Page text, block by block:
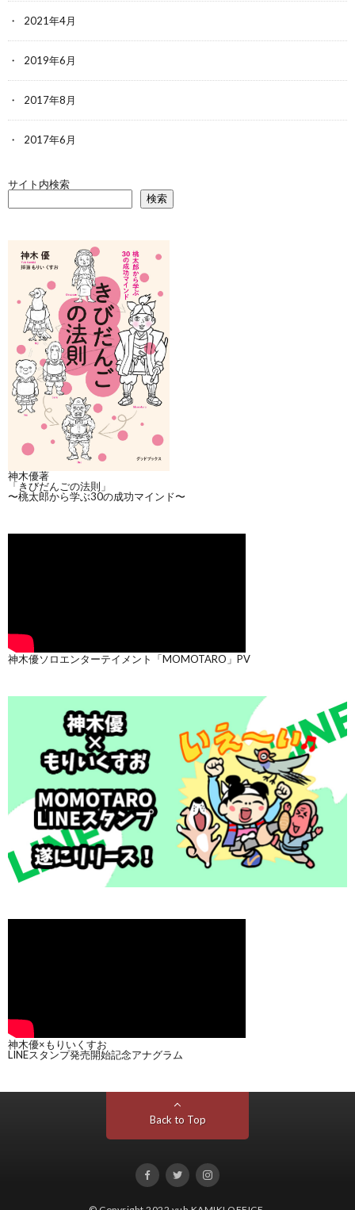
2021年4月
2019年6月
2017年8月
2017年6月
サイト内検索
検索
神木優著
「きびだんごの法則」
〜桃太郎から学ぶ30の成功マインド〜
神木優ソロエンターテイメント「MOMOTARO」PV
神木優×もりいくすお
LINEスタンプ発売開始記念アナグラム
Back to Top